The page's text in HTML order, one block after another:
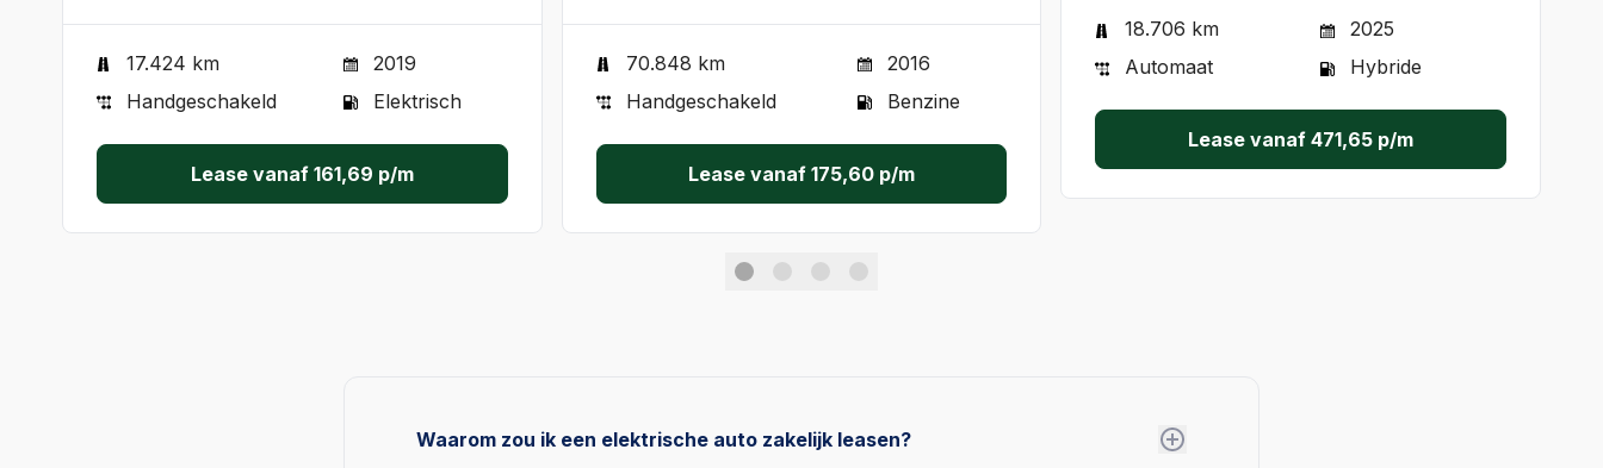
17.424 km
2019
Handgeschakeld
Elektrisch
Lease vanaf 161,69 p/m
70.848 km
2016
Handgeschakeld
Benzine
Lease vanaf 175,60p/m
18.706 km
2025
Automaat
Hybride
Lease vanaf471,65 p/m
Waarom zou ik een elektrische auto zakelijk leasen?